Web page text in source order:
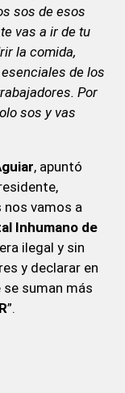
sos de esos
vas a ir de tu
la comida,
de los
Por
sos y vas
, apuntó
vamos a
Inhumano de
ilegal y sin
y declarar en
suman más
”.